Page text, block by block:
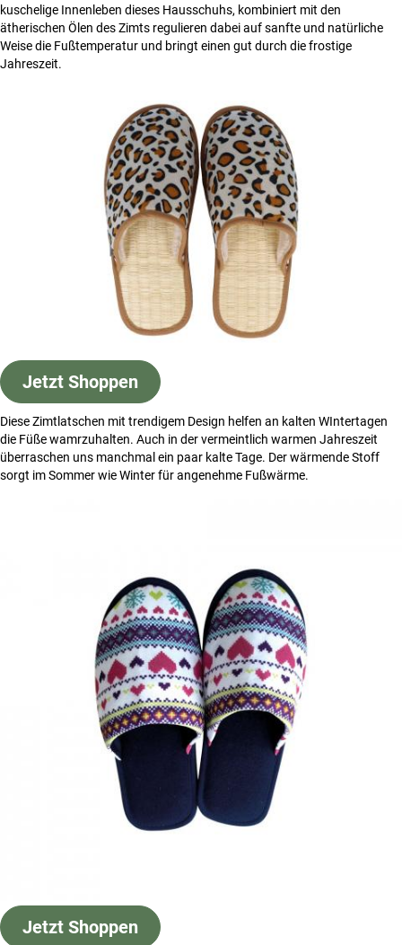
kuschelige Innenleben dieses Hausschuhs, kombiniert mit den
ätherischen Ölen des Zimts regulieren dabei auf sanfte und natürliche
Weise die Fußtemperatur und bringt einen gut durch die frostige
Jahreszeit.
Jetzt Shoppen
Diese Zimtlatschen mit trendigem Design helfen an kalten WIntertagen
die Füße wamrzuhalten. Auch in der vermeintlich warmen Jahreszeit
überraschen uns manchmal ein paar kalte Tage. Der wärmende Stoff
sorgt im Sommer wie Winter für angenehme Fußwärme.
Jetzt Shoppen